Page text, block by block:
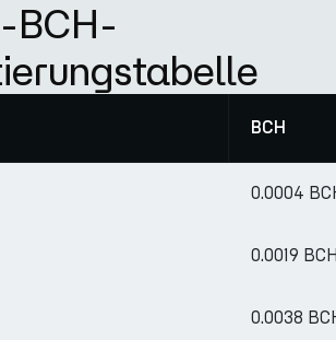
BCH-
BCH
0.0004
0.0019
0.0038